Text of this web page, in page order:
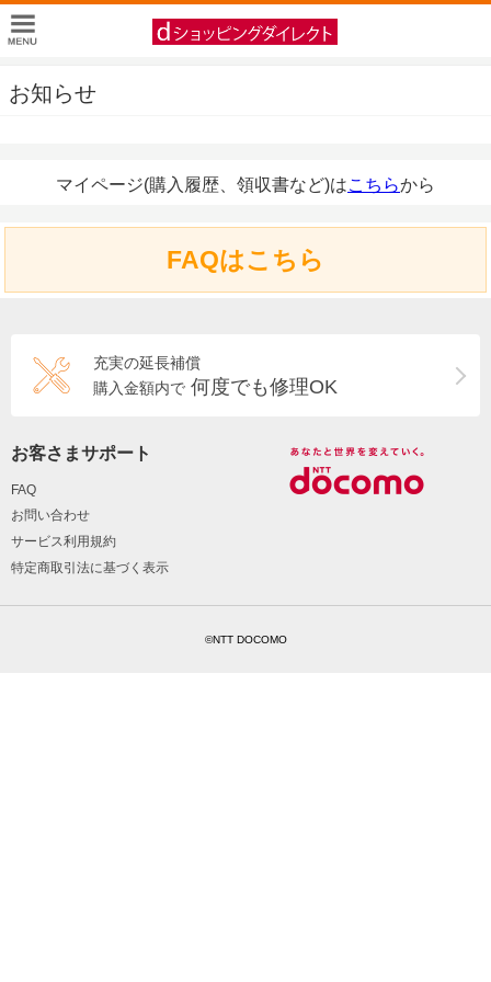
お知らせ
マイページ(購入履歴、領収書など)はこちらから
FAQはこちら
充実の延長補償
購入金額内で 何度でも修理OK
お客さまサポート
FAQ
お問い合わせ
サービス利用規約
特定商取引法に基づく表示
©NTT DOCOMO